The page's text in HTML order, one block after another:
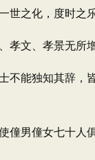
之化，度时之
文、孝景无所增
独知其辞，
男僮女七十人